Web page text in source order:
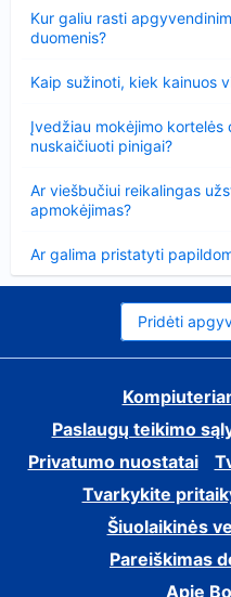
Kur galiu rasti
duomenis?
Kaip sužinoti, kiek kainuos
Įvedžiau mokėjimo kortelės
nuskaičiuoti pinigai?
Ar viešbučiui reikalingas
apmokėjimas?
Ar galima pristatyti
Pridėti
Paslaugų teikimo
Privatumo nuostatai
Tvarkykite
Šiuolaikinės
Pareiškimas
Apie